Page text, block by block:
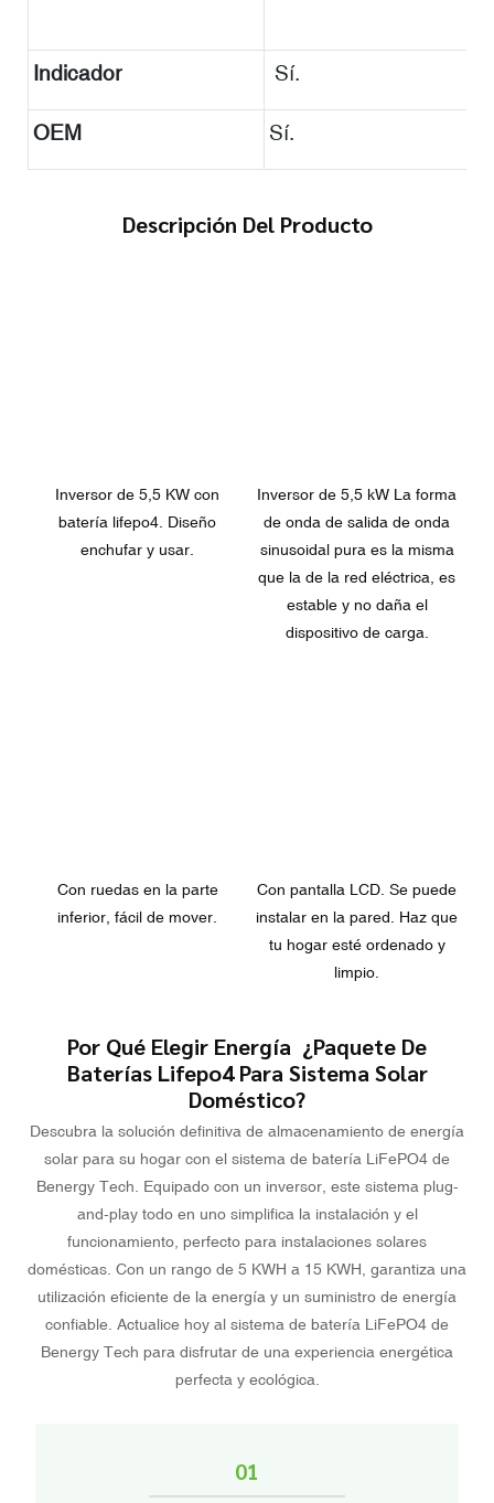
Indicador Sí.
OEM Sí.
Descripción Del Producto
Inversor de 5,5 KW con
batería lifepo4. Diseño
enchufar y usar.
Inversor de 5,5 kW La forma
de onda de salida de onda
sinusoidal pura es la misma
que la de la red eléctrica, es
estable y no daña el
dispositivo de carga.
Con ruedas en la parte
inferior, fácil de mover.
Con pantalla LCD. Se puede
instalar en la pared. Haz que
tu hogar esté ordenado y
limpio.
Por Qué Elegir Energía ¿Paquete De
Baterías Lifepo4 Para Sistema Solar
Doméstico?
Descubra la solución definitiva de almacenamiento de energía
solar para su hogar con el sistema de batería LiFePO4 de
Benergy Tech. Equipado con un inversor, este sistema plug-
and-play todo en uno simplifica la instalación y el
funcionamiento, perfecto para instalaciones solares
domésticas. Con un rango de 5 KWH a 15 KWH, garantiza una
utilización eficiente de la energía y un suministro de energía
confiable. Actualice hoy al sistema de batería LiFePO4 de
Benergy Tech para disfrutar de una experiencia energética
perfecta y ecológica.
01